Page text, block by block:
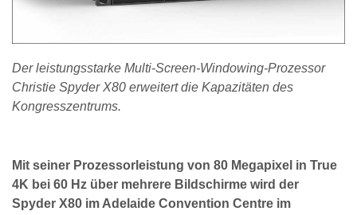
Der leistungsstarke Multi-Screen-Windowing-Prozessor
Christie Spyder X80 erweitert die Kapazitäten des
Kongresszentrums.
Mit seiner Prozessorleistung von 80 Megapixel in True
4K bei 60 Hz über mehrere Bildschirme wird der
Spyder X80 im Adelaide Convention Centre im